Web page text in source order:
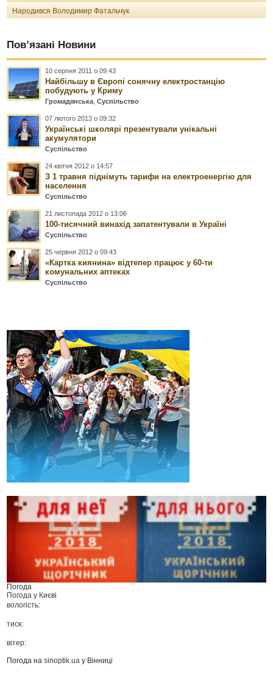
Народився Володимир Фатальчук
Пов’язані Новини
10 серпня 2011 о 09:43
Найбільшу в Європі сонячну електростанцію
побудують у Криму
Громадянська,Суспільство
07 лютого 2013 о 09:32
Українські школярі презентували унікальні
акумулятори
Суспільство
24 квітня 2012 о 14:57
З 1 травня піднімуть тарифи на електроенергію для
населення
Суспільство
21 листопада 2012 о 13:06
100-тисячний винахід запатентували в Україні
Суспільство
25 червня 2012 о 09:43
«Картка киянина» відтепер працює у 60-ти
комунальних аптеках
Суспільство
Погода
Погода у Києві
вологість:
тиск:
вітер:
Погода наsinoptik.ua у Вінниці